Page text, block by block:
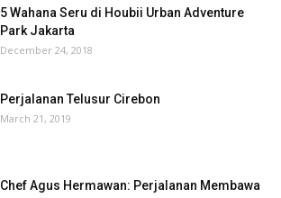
5 Wahana Seru di Houbii Urban Adventure
Park Jakarta
December 24, 2018
Perjalanan Telusur Cirebon
March 21, 2019
Chef Agus Hermawan: Perjalanan Membawa